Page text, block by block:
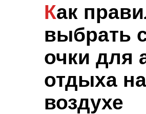
Как правильно
выбрать
очки для
отдыха
воздухе